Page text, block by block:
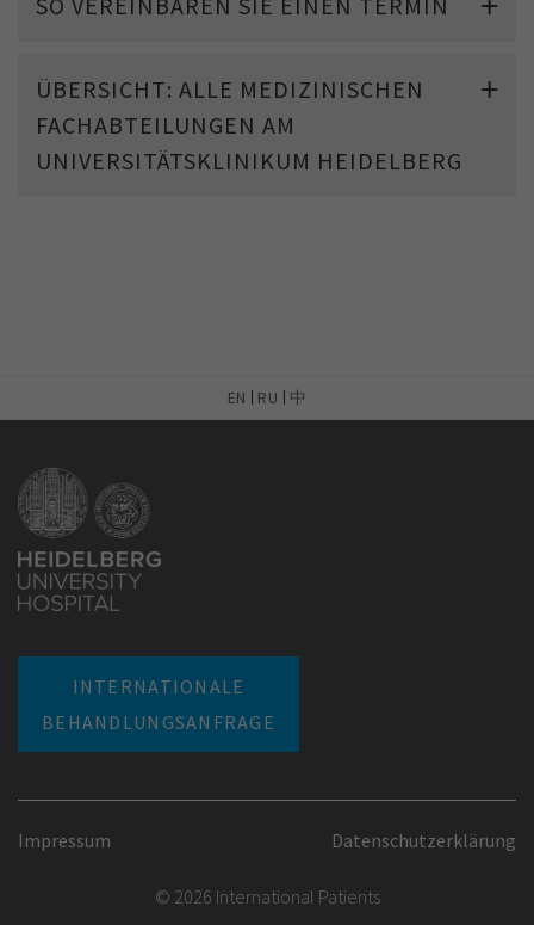
ÜBERSICHT: ALLE MEDIZINISCHEN
FACHABTEILUNGEN AM
UNIVERSITÄTSKLINIKUM HEIDELBERG
EN RU 中
INTERNATIONALE
BEHANDLUNGSANFRAGE
Impressum Datenschutzerklärung
© 2026 International Patients